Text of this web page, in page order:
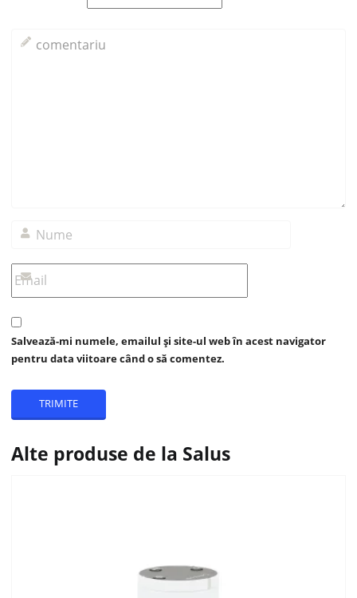
Salvează-mi numele, emailul și site-ul web în acest navigator
pentru data viitoare când o să comentez.
Alte produse de la Salus